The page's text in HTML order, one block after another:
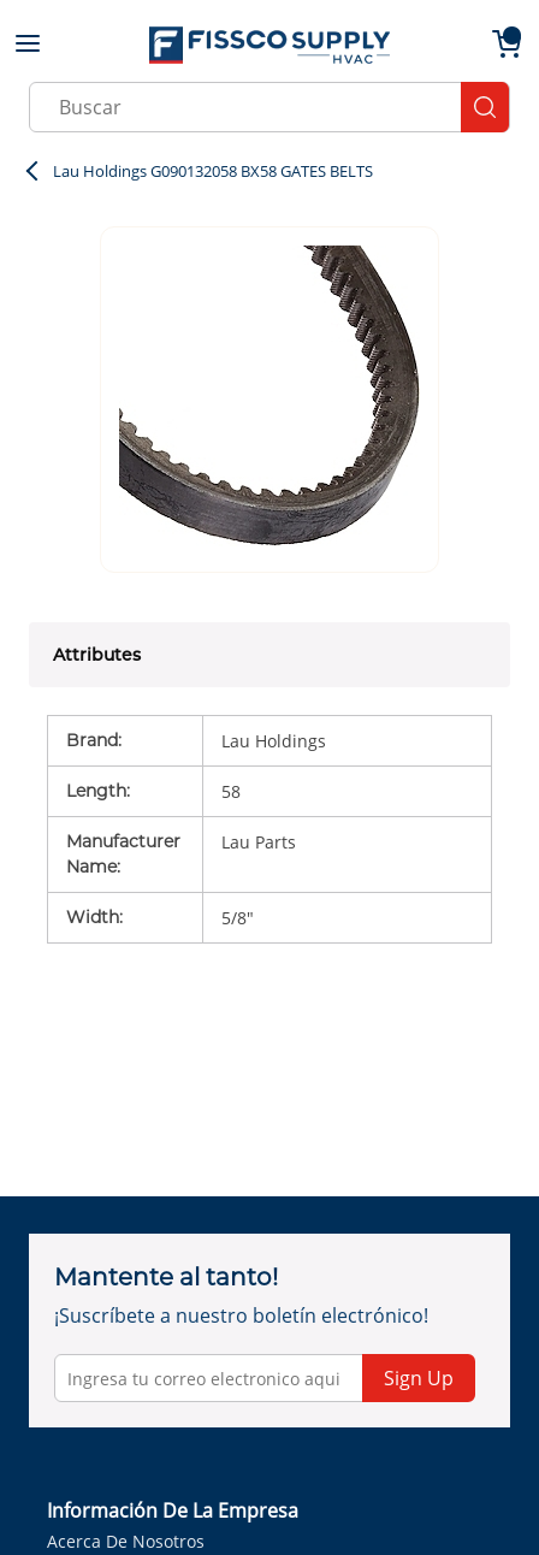
Skip to main content
Site Search
Lau Holdings G090132058 BX58 GATES BELTS
Attributes
Brand: Lau Holdings
Length: 58
Manufacturer
Name:
Lau Parts
Width: 5/8"
Mantente al tanto!
¡Suscríbete a nuestro boletín electrónico!
Sign Up
Información De La Empresa
Acerca De Nosotros